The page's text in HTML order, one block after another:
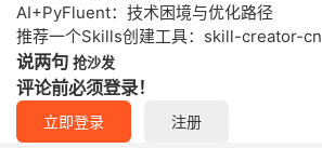
AI+PyFluent：技术困境与优化路径
推荐一个Skills创建工具：skill-creator-cn
说两句 抢沙发
评论前必须登录！
立即登录 注册